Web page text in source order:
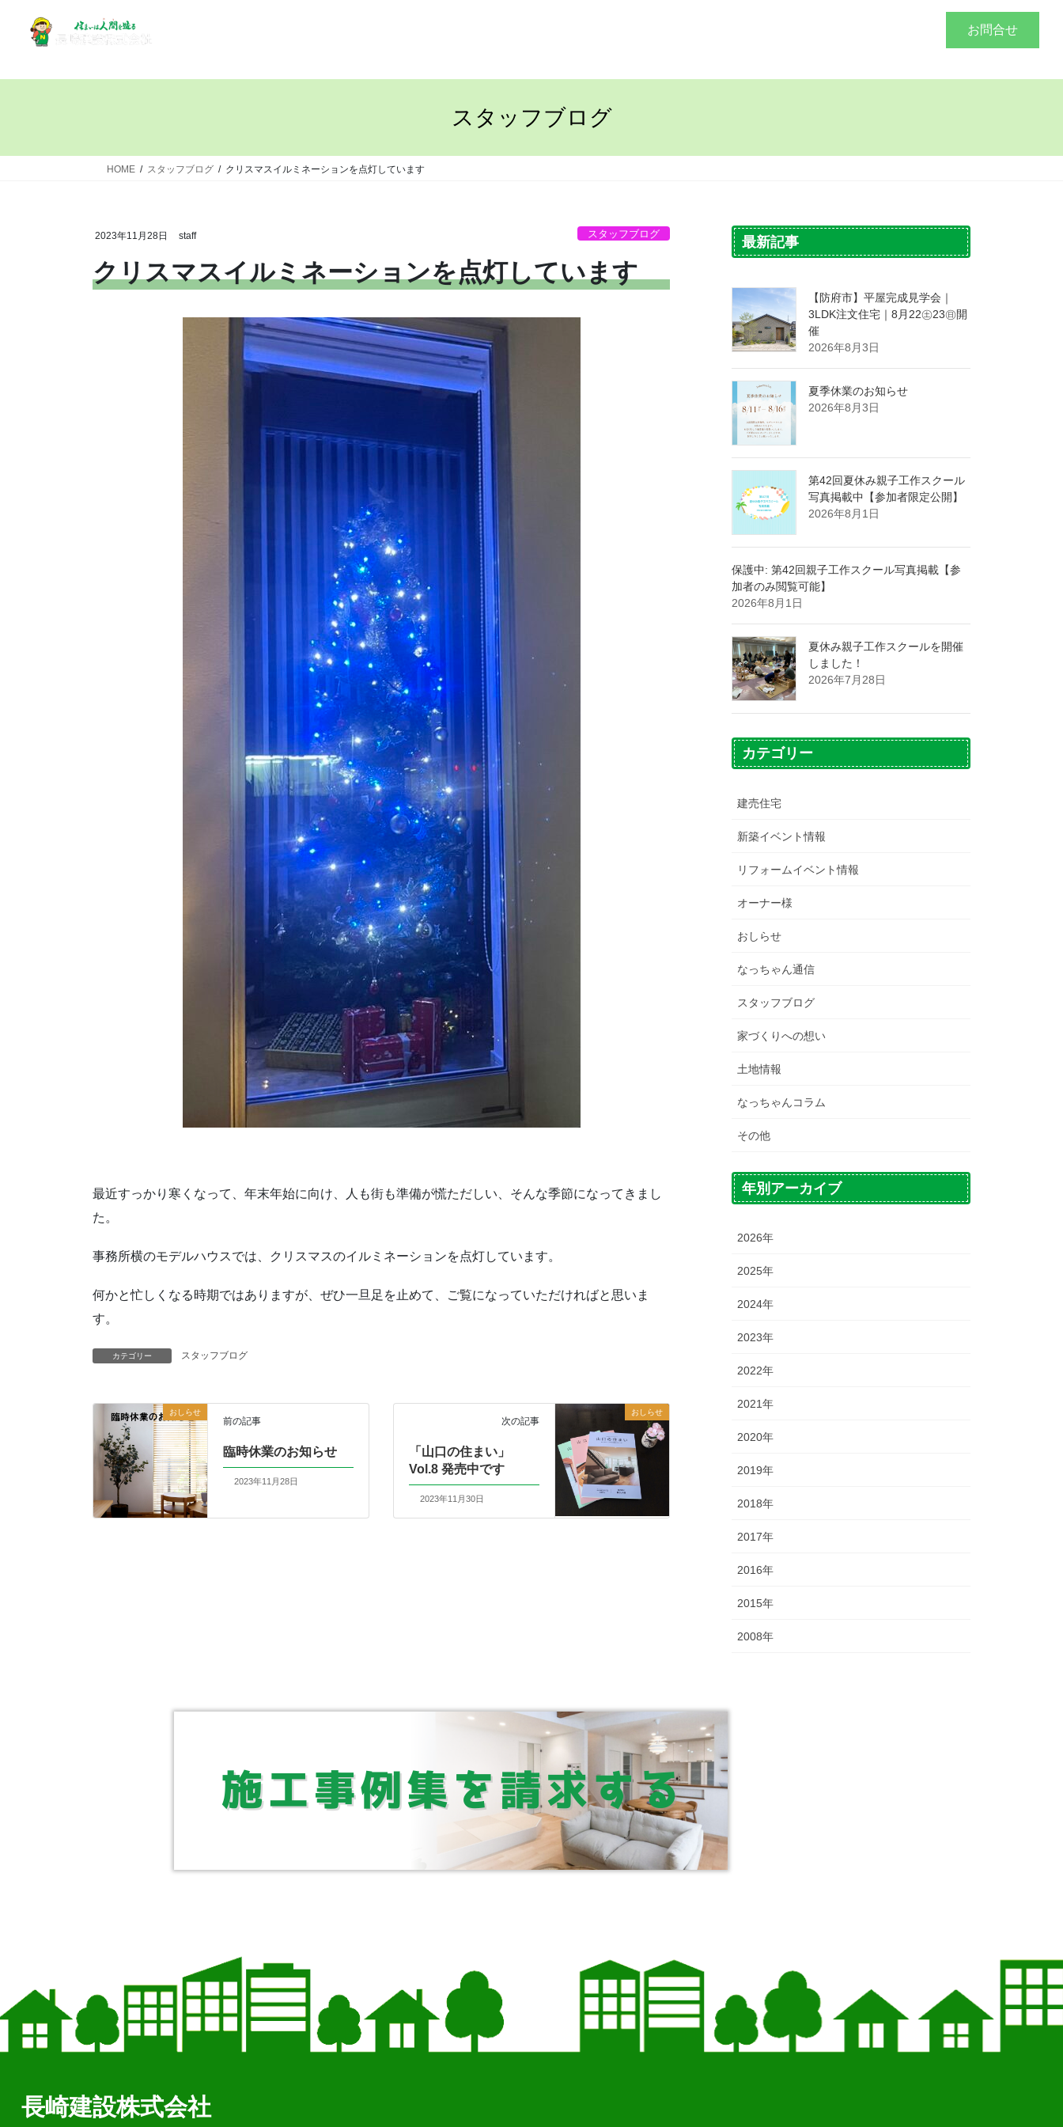
お問合せ
スタッフブログ
HOME スタッフブログ クリスマスイルミネーションを点灯しています
2023年11月28日 staff スタッフブログ
クリスマスイルミネーションを点灯しています
最近すっかり寒くなって、年末年始に向け、人も街も準備が慌ただしい、そんな季節になってきまし
た。
事務所横のモデルハウスでは、クリスマスのイルミネーションを点灯しています。
何かと忙しくなる時期ではありますが、ぜひ一旦足を止めて、ご覧になっていただければと思いま
す。
カテゴリー スタッフブログ
おしらせ
前の記事
臨時休業のお知らせ
2023年11月28日
おしらせ
次の記事
「山口の住まい」
Vol.8 発売中です
2023年11月30日
最新記事
【防府市】平屋完成見学会｜
3LDK注文住宅｜8月22㊏23㊐開
催
2026年8月3日
夏季休業のお知らせ
2026年8月3日
第42回夏休み親子工作スクール
写真掲載中【参加者限定公開】
2026年8月1日
保護中: 第42回親子工作スクール写真掲載【参
加者のみ閲覧可能】
2026年8月1日
夏休み親子工作スクールを開催
しました！
2026年7月28日
カテゴリー
建売住宅
新築イベント情報
リフォームイベント情報
オーナー様
おしらせ
なっちゃん通信
スタッフブログ
家づくりへの想い
土地情報
なっちゃんコラム
その他
年別アーカイブ
2026年
2025年
2024年
2023年
2022年
2021年
2020年
2019年
2018年
2017年
2016年
2015年
2008年
長崎建設株式会社